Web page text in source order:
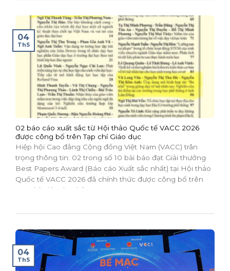
02 báo cáo xuất sắc từ Hội thảo Quốc tế VACC 2026
được công bố trên Tạp chí Giáo dục
Hiệp hội Cao đẳng Cộng đồng Việt Nam (VACC) trân
trọng thông tin: 02 trong số 10 bài báo đạt Giải thưởng
Best Papers Award (Báo cáo Xuất sắc nhất) tại Hội thảo
Quốc tế VACC 2026 đã chính thức được công bố trên
Tạp chí Giáo dục (Tập 26,...
04
Th5
04
Th5